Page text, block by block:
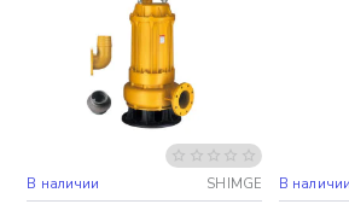
Бесплатная доставка
В наличии SHIMGE В наличии